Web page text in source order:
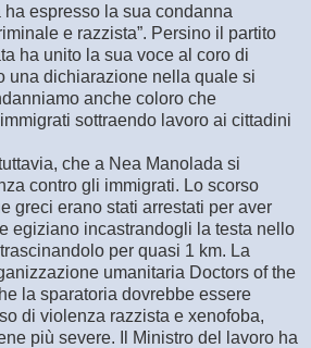
espresso la sua condanna
e razzista”. Persino il partito
ha unito la sua voce al coro di
una dichiarazione nella quale si
anche coloro che
sottraendo lavoro ai cittadini
che a Nea Manolada si
contro gli immigrati. Lo scorso
greci erano stati arrestati per aver
egiziano incastrandogli la testa nello
per quasi 1 km. La
umanitaria Doctors of the
la sparatoria dovrebbe essere
di violenza razzista e xenofoba,
più severe. Il Ministro del lavoro ha